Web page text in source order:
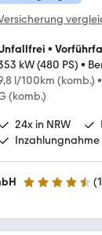
•
kW (480 PS) •
l/100km (komb.) •
(komb.)
24x in NRW
4.7 Sterne (